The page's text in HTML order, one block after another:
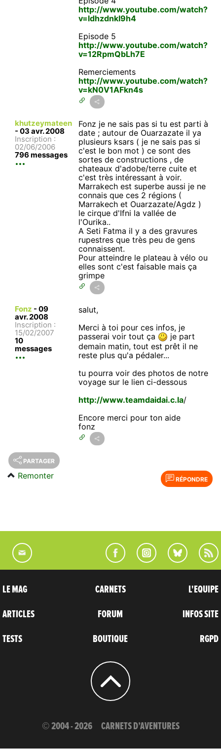
http://www.youtube.com/watch?
v=ldhzdnkI9h4
Episode 5
http://www.youtube.com/watch?
v=12RpmQbLh7E
Remerciements
http://www.youtube.com/watch?
v=kN0V1AFkn4s
khutzeymateen
- 03 avr. 2008
Inscription :
02/06/2006
796 messages
Fonz je ne sais pas si tu est parti à
date ; autour de Ouarzazate il ya
plusieurs ksars ( je ne sais pas si
c'est le bon mot ) ce sont des
sortes de constructions , de
chateaux d'adobe/terre cuite et
c'est très intéressant à voir.
Marrakech est superbe aussi je ne
connais que ces 2 régions (
Marrakech et Ouarzazate/Agdz )
le cirque d'Ifni la vallée de
l'Ourika..
A Seti Fatma il y a des gravures
rupestres que très peu de gens
connaissent.
Pour atteindre le plateau à vélo ou
elles sont c'est faisable mais ça
grimpe
Fonz - 09
avr. 2008
Inscription :
15/02/2007
10
messages
salut,
Merci à toi pour ces infos, je
passerai voir tout ça
je part
demain matin, tout est prêt il ne
reste plus qu'a pédaler...
tu pourra voir des photos de notre
voyage sur le lien ci-dessous
http://www.teamdaidai.c.la/
Encore merci pour ton aide
fonz
PARTAGER
RÉPONDRE
Remonter
LE MAG
ARTICLES
TESTS
CARNETS
FORUM
BOUTIQUE
L'EQUIPE
INFOS SITE
RGPD
© 2004 - 2026 CARNETS D’AVENTURES